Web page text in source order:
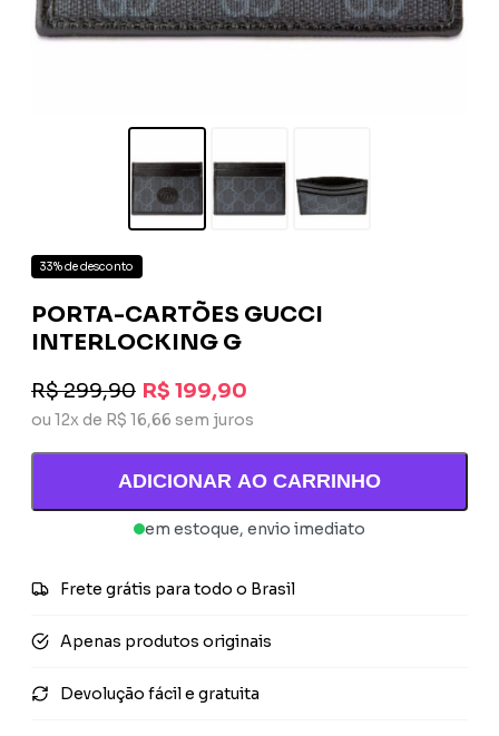
33% de desconto
PORTA-CARTÕES GUCCI
INTERLOCKING G
R$ 299,90 R$ 199,90
ou 12x de R$ 16,66 sem juros
ADICIONAR AO CARRINHO
em estoque, envio imediato
Frete grátis para todo o Brasil
Apenas produtos originais
Devolução fácil e gratuita